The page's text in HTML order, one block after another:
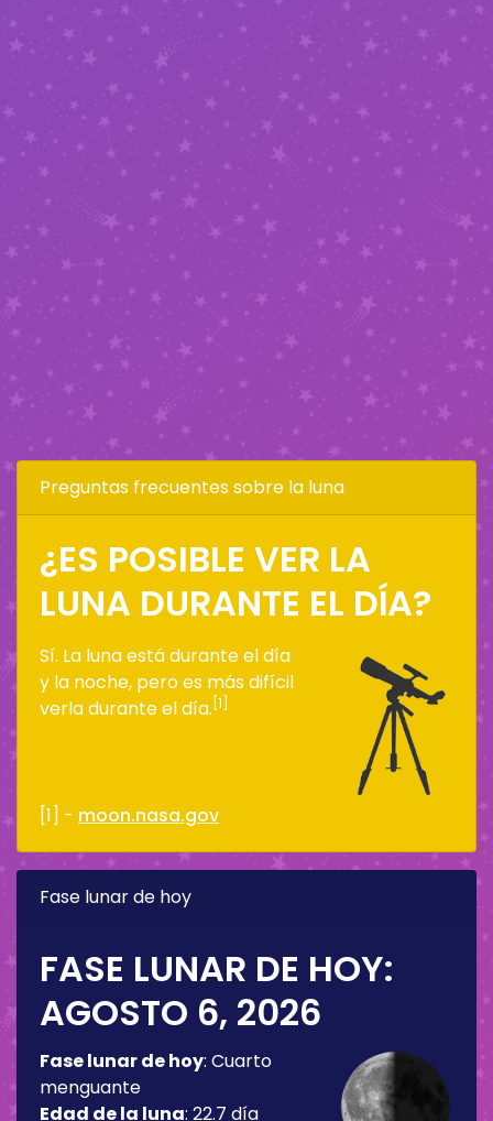
Preguntas frecuentes sobre la luna
¿ES POSIBLE VER LA
LUNA DURANTE EL DÍA?
Sí. La luna está durante el día
y la noche, pero es más difícil
verla durante el día. [1]
[1] - moon.nasa.gov
Fase lunar de hoy
FASE LUNAR DE HOY:
AGOSTO 6, 2026
Fase lunar de hoy: Cuarto
menguante
Edad de la luna: 22.7 día